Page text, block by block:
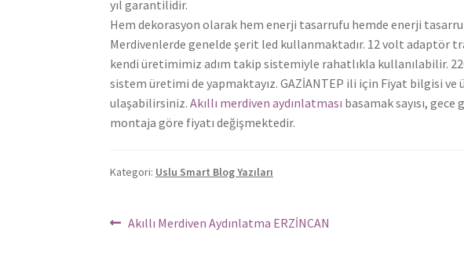
yıl garantilidir.
Hem dekorasyon olarak hem enerji tasarrufu hemde enerji
Merdivenlerde genelde şerit led kullanmaktadır. 12 volt adaptör
kendi üretimimiz adım takip sistemiyle rahatlıkla kullanılabilir.
sistem üretimi de yapmaktayız. GAZİANTEP ili için Fiyat bilgisi
ulaşabilirsiniz. Akıllı merdiven aydınlatması basamak sayısı,
montaja göre fiyatı değişmektedir.
Kategori: Uslu Smart Blog Yazıları
Yazı
Önceki
Akıllı Merdiven Aydınlatma ERZİNCAN